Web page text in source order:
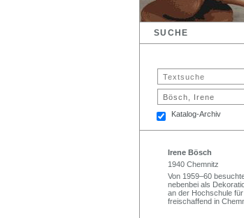
SUCHE
Katalog-Archiv
Irene Bösch
1940 Chemnitz
Von 1959–60
nebenbei als
an der Hochschule
freischaffend in